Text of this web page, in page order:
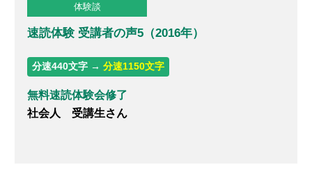
体験談
速読体験 受講者の声5（2016年）
分速440文字 →分速1150文字
無料速読体験会修了
社会人 受講生さん